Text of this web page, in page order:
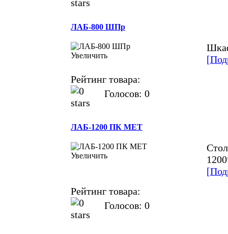
ЛАБ-800 ШПр
Увеличить
Рейтинг товара:
Голосов: 0
ЛАБ-1200 ПК МЕТ
Увеличить
Рейтинг товара:
Голосов: 0